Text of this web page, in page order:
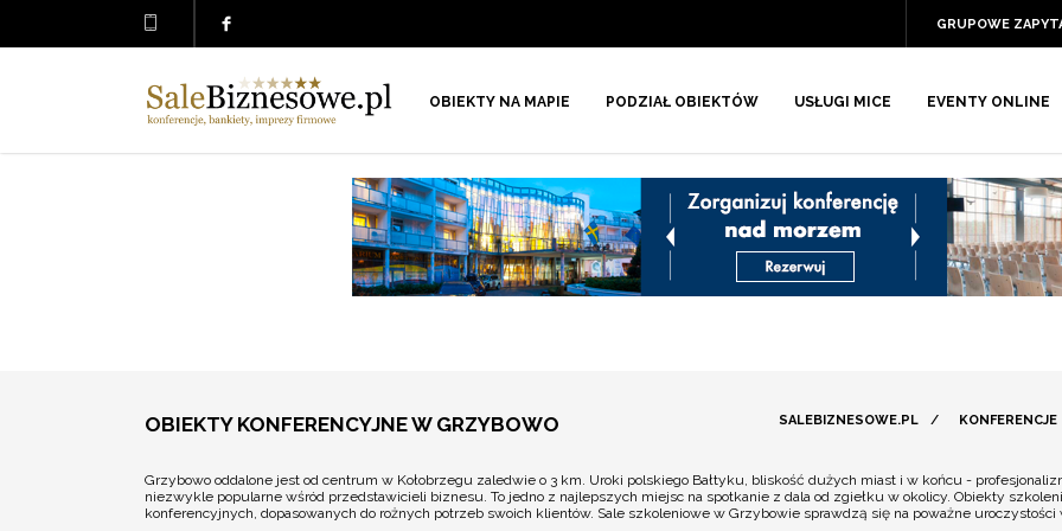
GRUPOWE
OBIEKTY NA MAPIE PODZIAŁ OBIEKTÓW USŁUGI MICE EVENTY ONLINE
OBIEKTY KONFERENCYJNE W GRZYBOWO SALEBIZNESOWE.PL /
Grzybowo oddalone jest od centrum w Kołobrzegu zaledwie o 3 km. Uroki polskiego Bałtyku, bliskość dużych miast i w końcu -
niezwykle popularne wśród przedstawicieli biznesu. To jedno z najlepszych miejsc na spotkanie z dala od zgiełku w okolicy. Obiekty
konferencyjnych, dopasowanych do rożnych potrzeb swoich klientów. Sale szkoleniowe w Grzybowie sprawdzą się na poważne